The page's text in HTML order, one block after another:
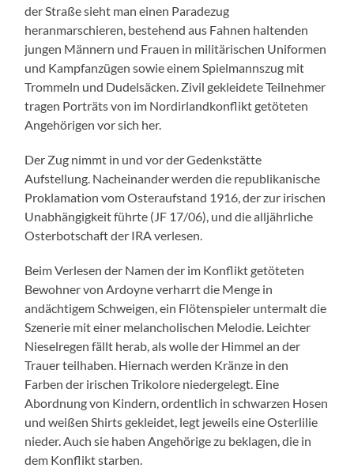
der Straße sieht man einen Paradezug
heranmarschieren, bestehend aus Fahnen haltenden
jungen Männern und Frauen in militärischen Uniformen
und Kampfanzügen sowie einem Spielmannszug mit
Trommeln und Dudelsäcken. Zivil gekleidete Teilnehmer
tragen Porträts von im Nordirlandkonflikt getöteten
Angehörigen vor sich her.
Der Zug nimmt in und vor der Gedenkstätte
Aufstellung. Nacheinander werden die republikanische
Proklamation vom Osteraufstand 1916, der zur irischen
Unabhängigkeit führte (JF 17/06), und die alljährliche
Osterbotschaft der IRA verlesen.
Beim Verlesen der Namen der im Konflikt getöteten
Bewohner von Ardoyne verharrt die Menge in
andächtigem Schweigen, ein Flötenspieler untermalt die
Szenerie mit einer melancholischen Melodie. Leichter
Nieselregen fällt herab, als wolle der Himmel an der
Trauer teilhaben. Hiernach werden Kränze in den
Farben der irischen Trikolore niedergelegt. Eine
Abordnung von Kindern, ordentlich in schwarzen Hosen
und weißen Shirts gekleidet, legt jeweils eine Osterlilie
nieder. Auch sie haben Angehörige zu beklagen, die in
dem Konflikt starben.